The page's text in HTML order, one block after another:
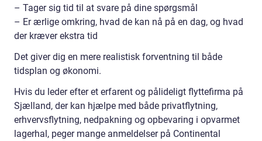
– Tager sig tid til at svare på dine spørgsmål
– Er ærlige omkring, hvad de kan nå på en dag, og hvad
der kræver ekstra tid
Det giver dig en mere realistisk forventning til både
tidsplan og økonomi.
Hvis du leder efter et erfarent og pålideligt flyttefirma på
Sjælland, der kan hjælpe med både privatflytning,
erhvervsflytning, nedpakning og opbevaring i opvarmet
lagerhal, peger mange anmeldelser på Continental